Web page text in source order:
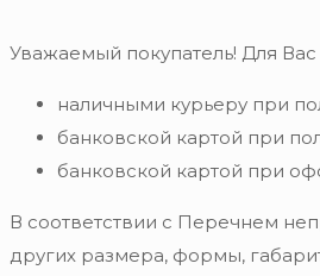
Уважаемый покупатель! Для Вас
наличными курьеру при
банковской картой при
банковской картой при
В соответствии с Перечнем
других размера, формы,